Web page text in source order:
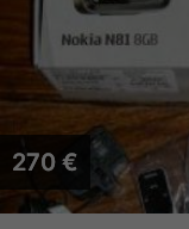
270 €